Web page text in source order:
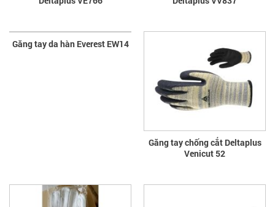
Găng tay da hàn Everest EW14
Găng tay chống cắt Deltaplus
Venicut 52